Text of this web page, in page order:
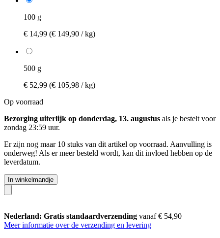
100 g
€ 14,99 (€ 149,90 / kg)
500 g
€ 52,99 (€ 105,98 / kg)
Op voorraad
Bezorging uiterlijk op donderdag, 13. augustus als je bestelt voor
zondag 23:59 uur.
Er zijn nog maar 10 stuks van dit artikel op voorraad. Aanvulling is
onderweg! Als er meer besteld wordt, kan dit invloed hebben op de
leverdatum.
In winkelmandje
Nederland: Gratis standaardverzending vanaf € 54,90
Meer informatie over de verzending en levering